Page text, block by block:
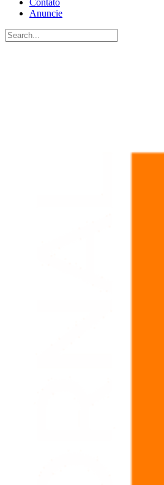
Contato
Anuncie